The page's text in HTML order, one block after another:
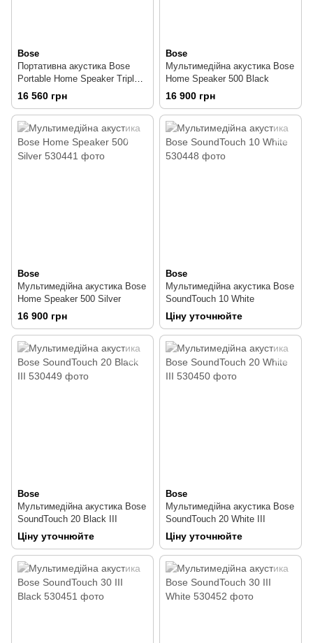
Bose
Портативна акустика Bose
Portable Home Speaker Triple
Black
16 560 грн
Bose
Мультимедійна акустика Bose
Home Speaker 500 Black
16 900 грн
Bose
Мультимедійна акустика Bose
Home Speaker 500 Silver
16 900 грн
Bose
Мультимедійна акустика Bose
SoundTouch 10 White
Ціну уточнюйте
Bose
Мультимедійна акустика Bose
SoundTouch 20 Black III
Ціну уточнюйте
Bose
Мультимедійна акустика Bose
SoundTouch 20 White III
Ціну уточнюйте